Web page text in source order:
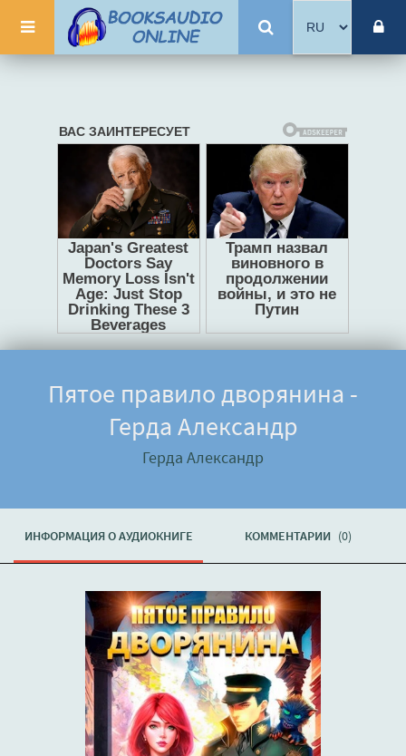
Пятое правило дворянина -
Герда Александр
Герда Александр
ИНФОРМАЦИЯ О АУДИОКНИГЕ КОММЕНТАРИИ (0)